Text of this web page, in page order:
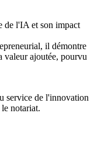
de l'IA et son impact
il démontre
valeur ajoutée, pourvu
service de l'innovation
notariat.